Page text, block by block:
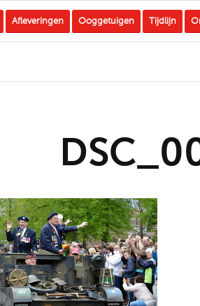
Afleveringen Ooggetuigen Tijdlijn